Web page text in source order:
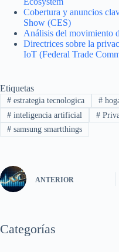
Cobertura y anuncios
Show (CES)
Análisis del movimiento
Directrices sobre la
IoT (Federal Trade
Etiquetas
#estrategia tecnologica #
#inteligencia artificial #
#samsung smartthings
ANTERIOR
Categorías